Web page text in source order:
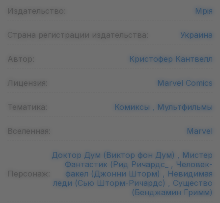
Издательство: Мрія
Страна регистрации издательства: Украина
Автор: Кристофер Кантвелл
Лицензия: Marvel Comics
Тематика: Комиксы , Мультфильмы
Вселенная: Marvel
Персонаж:
Доктор Дум (Виктор фон Дум) , Мистер
Фантастик (Рид Ричардс_ , Человек-
факел (Джонни Шторм) , Невидимая
леди (Сью Шторм-Ричардс) , Существо
(Бенджамин Гримм)